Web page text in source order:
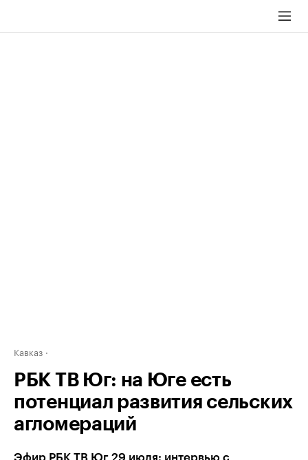
Кавказ
РБК ТВ Юг: на Юге есть
потенциал развития сельских
агломераций
Эфир РБК ТВ Юг 29 июля: интервью с